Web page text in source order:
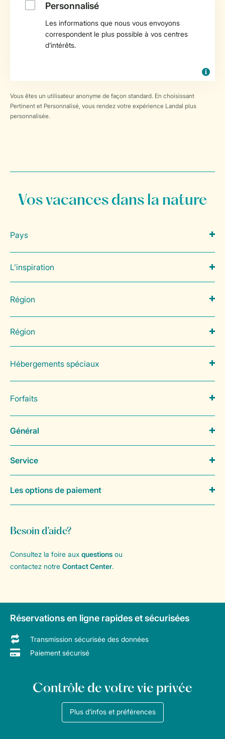
Personnalisé
Les informations que nous vous envoyons
correspondent le plus possible à vos centres
d’intérêts.
Vous êtes un utilisateur anonyme de façon standard. En choisissant
Pertinent et Personnalisé, vous rendez votre expérience Landal plus
personnalisée.
Contrôle de votre vie privée
Plus d’infos et préférences
Réservations en ligne rapides et sécurisées
Transmission sécurisée des données
Paiement sécurisé
Vos vacances dans la nature
Pays
L’inspiration
Région
Région
Hébergements spéciaux
Forfaits
Besoin d’aide?
Consultez la foire aux questions ou
contactez notre Contact Center.
Général
Service
Les options de paiement